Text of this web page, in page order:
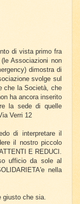
di vista primo fra
Associazioni non
dimostra di
svolge sul
che la Società, che
ha ancora inserito
la sede di quelle
Verri 12
di interpretare il
il nostro piccolo
E REDUCI.
ufficio da sole al
nella
che sia.